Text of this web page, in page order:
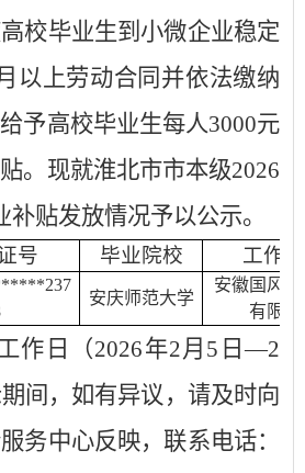
校毕业生到小微企业稳定
以上劳动合同并依法缴纳
予高校毕业生每人3000元
。 现就淮北市市本级2026
补贴发放情况予以公示。
号 毕业院校 工作
安庆师范大学
安徽国风
有限公
作日（2026年2月 5 日—2
间，如有异议，请及时向
务中心反映，联系电话：